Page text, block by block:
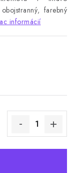
farebný
informácií